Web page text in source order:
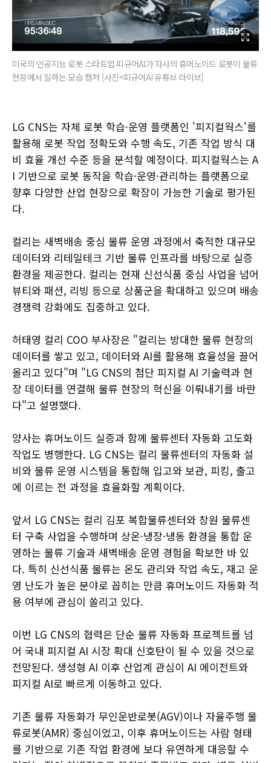
미국의 인공지능 로봇 스타트업 피규어AI가 자사의 휴머노이드 로봇이 물류
현장에서 일하는 모습 캡처 [사진=피규어AI 유튜브 라이브]
LG CNS는 자체 로봇 학습·운영 플랫폼인 '피지컬웍스'를
활용해 로봇 작업 정확도와 수행 속도, 기존 작업 방식 대
비 효율 개선 수준 등을 분석할 예정이다. 피지컬웍스는 A
I 기반으로 로봇 동작을 학습·운영·관리하는 플랫폼으로
향후 다양한 산업 현장으로 확장이 가능한 기술로 평가된
다.
컬리는 새벽배송 중심 물류 운영 과정에서 축적한 대규모
데이터와 리테일테크 기반 물류 인프라를 바탕으로 실증
환경을 제공한다. 컬리는 현재 신선식품 중심 사업을 넘어
뷰티와 패션, 리빙 등으로 상품군을 확대하고 있으며 배송
경쟁력 강화에도 집중하고 있다.
허태영 컬리 COO 부사장은 "컬리는 방대한 물류 현장의
데이터를 쌓고 있고, 데이터와 AI를 활용해 효율성을 끌어
올리고 있다"며 "LG CNS의 첨단 피지컬 AI 기술력과 현
장 데이터를 연결해 물류 현장의 혁신을 이뤄내기를 바란
다"고 설명했다.
양사는 휴머노이드 실증과 함께 물류센터 자동화 고도화
작업도 병행한다. LG CNS는 컬리 물류센터의 자동화 설
비와 물류 운영 시스템을 통합해 입고와 보관, 피킹, 출고
에 이르는 전 과정을 효율화할 계획이다.
앞서 LG CNS는 컬리 김포 복합물류센터와 창원 물류센
터 구축 사업을 수행하며 상온·냉장·냉동 환경을 통합 운
영하는 물류 기술과 새벽배송 운영 경험을 확보한 바 있
다. 특히 신선식품 물류는 온도 관리와 작업 속도, 재고 운
영 난도가 높은 분야로 꼽히는 만큼 휴머노이드 자동화 적
용 여부에 관심이 쏠리고 있다.
이번 LG CNS의 협력은 단순 물류 자동화 프로젝트를 넘
어 국내 피지컬 AI 시장 확대 신호탄이 될 수 있을 것으로
전망된다. 생성형 AI 이후 산업계 관심이 AI 에이전트와
피지컬 AI로 빠르게 이동하고 있다.
기존 물류 자동화가 무인운반로봇(AGV)이나 자율주행 물
류로봇(AMR) 중심이었고, 이후 휴머노이드는 사람 형태
를 기반으로 기존 작업 환경에 보다 유연하게 대응할 수